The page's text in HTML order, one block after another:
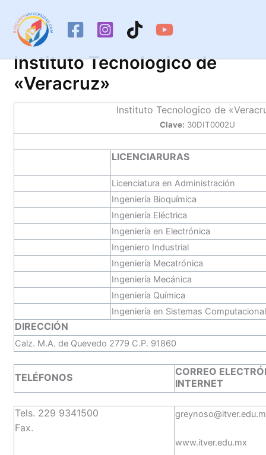
contenido
Instituto Tecnologico de
«Veracruz»
Instituto Tecnologico de
Clave: 30DIT0002U
LICENCIARURAS
Licenciatura en Administración
Ingeniería Bioquímica
Ingeniería Eléctrica
Ingeniería en Electrónica
Ingeniero Industrial
Ingeniería Mecatrónica
Ingeniería Mecánica
Ingeniería Química
Ingeniería en Sistemas
DIRECCIÓN
Calz. M.A. de Quevedo 2779 C.P. 91860
TELÉFONOS
CORREO
INTERNET
Tels. 229 9341500
Fax.
www.itver.edu.mx